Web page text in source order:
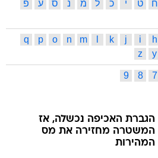
ח ט י כ ל מ נ ס ע
פ
h
i
j
k
m
n
o
p
q
y
z
7
8
9
הגברת האכיפה נכשלה, אז
המשטרה מחזירה את מס
המהירות